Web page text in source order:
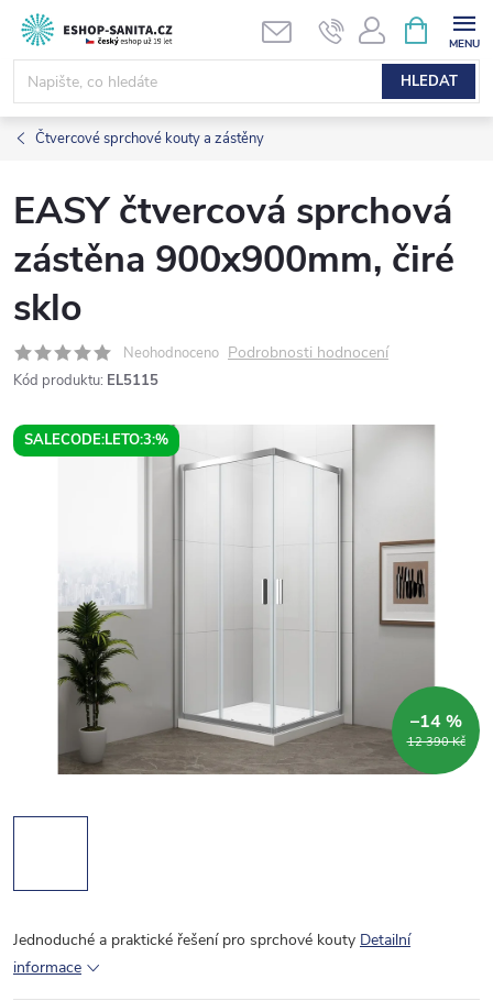
Přejít
obsah
HLEDAT
NÁKUPNÍ
KOŠÍK
Čtvercové sprchové kouty a zástěny
EASY čtvercová sprchová
zástěna 900x900mm, čiré
sklo
Neohodnoceno Podrobnosti hodnocení
Kód produktu: EL5115
SALECODE:LETO:3:%
12 390 Kč
–14 %
Jednoduché a praktické řešení pro sprchové kouty Detailní
informace